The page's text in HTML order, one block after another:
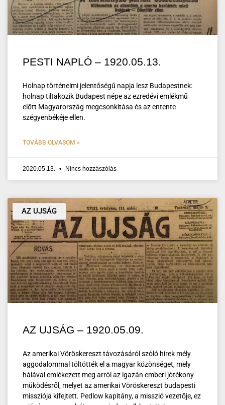
PESTI NAPLÓ – 1920.05.13.
Holnap történelmi jelentőségű napja lesz Budapestnek:
holnap tiltakozik Budapest népe az ezredévi emlékmű
előtt Magyarország megcsonkítása és az entente
szégyenbékéje ellen.
TOVÁBB OLVASOM »
2020.05.13. Nincs hozzászólás
AZ UJSÁG
AZ UJSÁG – 1920.05.09.
Az amerikai Vöröskereszt távozásáról szóló hirek mély
aggodalommal töltötték el a magyar közönséget, mely
hálával emlékezett meg arról az igazán emberi jótékony
müködésről, melyet az amerikai Vöröskereszt budapesti
missziója kifejtett. Pedlow kapitány, a misszió vezetője, ez